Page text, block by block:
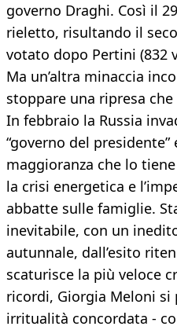
governo Draghi. Così il
rieletto, risultando il
votato dopo Pertini (832
Ma un’altra minaccia
stoppare una ripresa
In febbraio la Russia
“governo del presidente”
maggioranza che lo
la crisi energetica e
abbatte sulle famiglie.
inevitabile, con un
autunnale, dall’esito
scaturisce la più veloce
ricordi, Giorgia Meloni si
irritualità concordata -